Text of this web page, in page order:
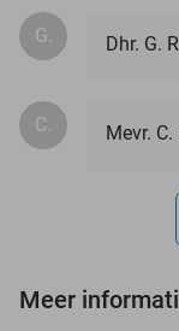
G. Dhr. G.
C. Mevr. C.
Meer